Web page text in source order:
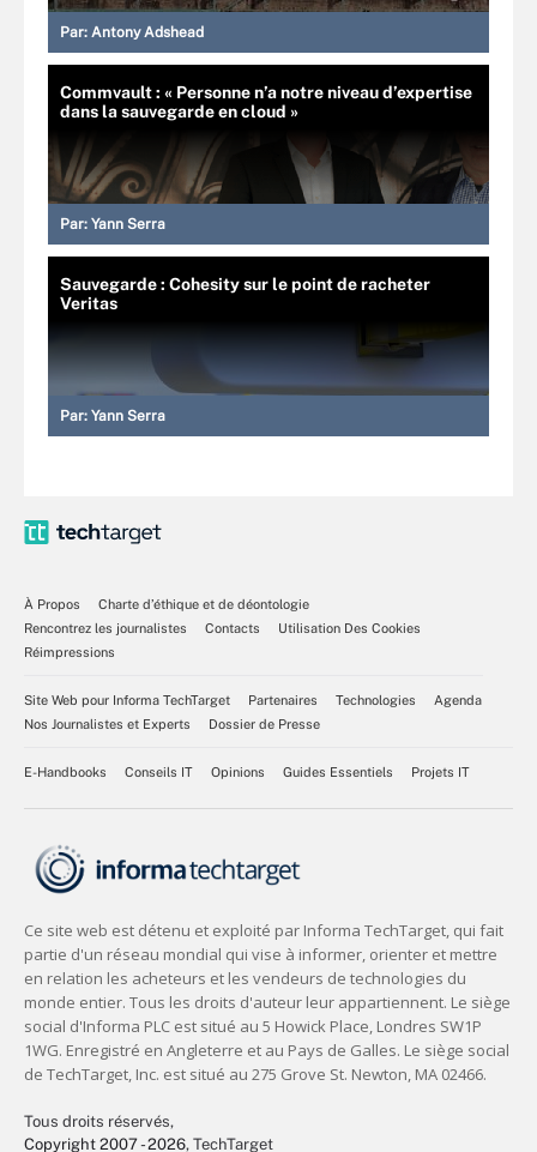
Par: Antony Adshead
Commvault : « Personne n’a notre niveau d’expertise
dans la sauvegarde en cloud »
Par: Yann Serra
Sauvegarde : Cohesity sur le point de racheter
Veritas
Par: Yann Serra
À Propos
Charte d’éthique et de déontologie
Rencontrez les journalistes
Contacts
Utilisation Des Cookies
Réimpressions
Site Web pour Informa TechTarget Partenaires Technologies
Agenda
Nos Journalistes et Experts
Dossier de Presse
E-Handbooks Conseils IT Opinions Guides Essentiels Projets IT
Tous droits réservés,
Copyright 2007 - 2026, TechTarget